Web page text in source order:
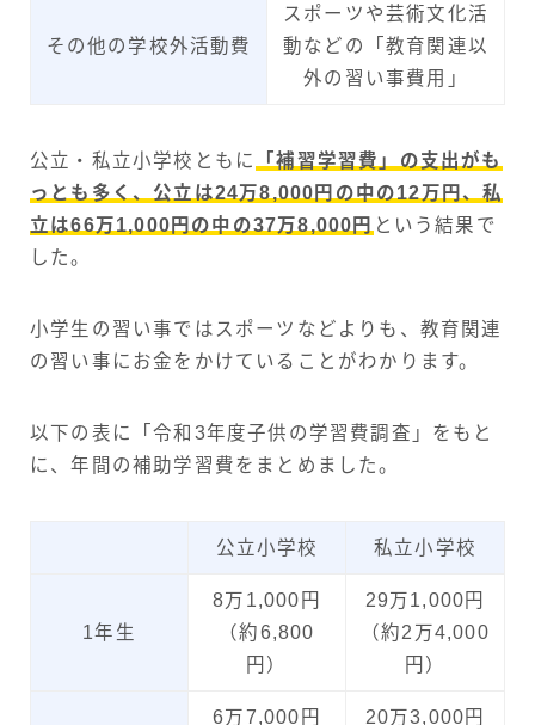
その他の学校外活動費
スポーツや芸術文化活
動などの「教育関連以
外の習い事費用」
公立・私立小学校ともに
「補習学習費」の支出がも
っとも多く、公立は24万8,000円の中の12万円、私
立は66万1,000円の中の37万8,000円 という結果で
した。
小学生の習い事ではスポーツなどよりも、教育関連
の習い事にお金をかけていることがわかります。
以下の表に「令和3年度子供の学習費調査」をもと
に、年間の補助学習費をまとめました。
公立小学校 私立小学校
1年生
8万1,000円
（約6,800
円）
29万1,000円
（約2万4,000
円）
6万7,000円 20万3,000円